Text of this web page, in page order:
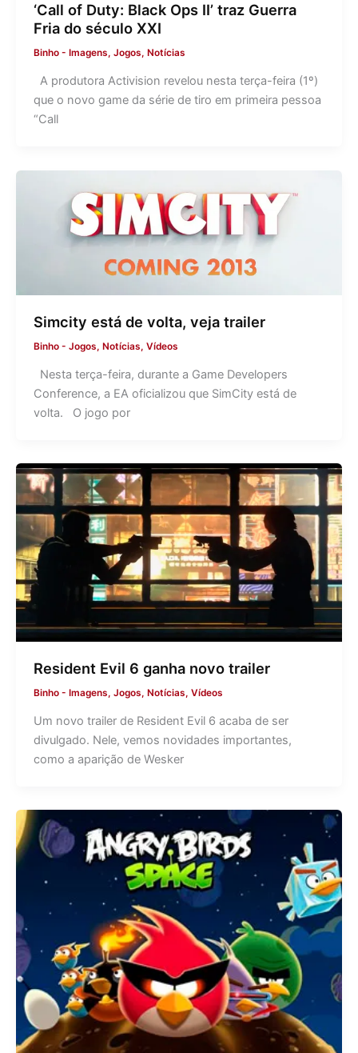
‘Call of Duty: Black Ops II’ traz Guerra
Fria do século XXI
Binho - Imagens, Jogos, Notícias
A produtora Activision revelou nesta terça-feira (1º)
que o novo game da série de tiro em primeira pessoa
“Call
Simcity está de volta, veja trailer
Binho - Jogos, Notícias, Vídeos
Nesta terça-feira, durante a Game Developers
Conference, a EA oficializou que SimCity está de
volta. O jogo por
Resident Evil 6 ganha novo trailer
Binho - Imagens, Jogos, Notícias, Vídeos
Um novo trailer de Resident Evil 6 acaba de ser
divulgado. Nele, vemos novidades importantes,
como a aparição de Wesker